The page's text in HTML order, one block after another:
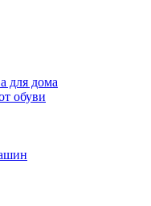
для дома
обуви